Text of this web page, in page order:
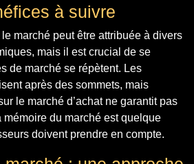
à suivre
marché peut être attribuée à divers
mais il est crucial de se
de marché se répètent. Les
après des sommets, mais
le marché d’achat ne garantit pas
mémoire du marché est quelque
doivent prendre en compte.